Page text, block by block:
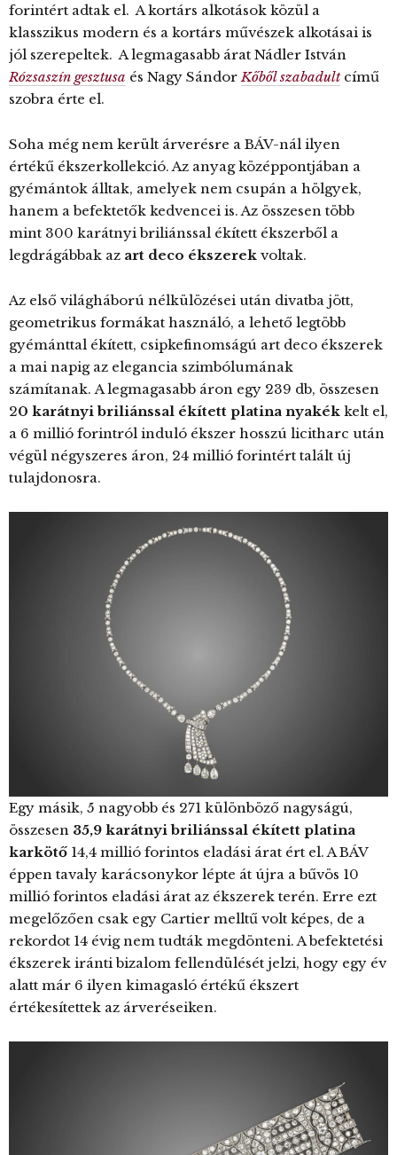
forintért adtak el. A kortárs alkotások közül a
klasszikus modern és a kortárs művészek alkotásai is
jól szerepeltek. A legmagasabb árat Nádler István
Rózsaszín gesztusa és Nagy Sándor Kőből szabadultcímű
szobra érte el.
Soha még nem került árverésre a BÁV-nál ilyen
értékű ékszerkollekció. Az anyag középpontjában a
gyémántok álltak, amelyek nem csupán a hölgyek,
hanem a befektetők kedvencei is. Az összesen több
mint 300 karátnyi briliánssal ékített ékszerből a
legdrágábbak az art deco ékszerek voltak.
Az első világháború nélkülözései után divatba jött,
geometrikus formákat használó, a lehető legtöbb
gyémánttal ékített, csipkefinomságú art deco ékszerek
a mai napig az elegancia szimbólumának
számítanak. A legmagasabb áron egy 239 db, összesen
20 karátnyi briliánssal ékített platina nyakék kelt el,
a 6 millió forintról induló ékszer hosszú licitharc után
végül négyszeres áron, 24 millió forintért talált új
tulajdonosra.
Egy másik, 5 nagyobb és 271 különböző nagyságú,
összesen 35,9 karátnyi briliánssal ékített platina
karkötő 14,4 millió forintos eladási árat ért el. A BÁV
éppen tavaly karácsonykor lépte át újra a bűvös 10
millió forintos eladási árat az ékszerek terén. Erre ezt
megelőzően csak egy Cartier melltű volt képes, de a
rekordot 14 évig nem tudták megdönteni. A befektetési
ékszerek iránti bizalom fellendülését jelzi, hogy egy év
alatt már 6 ilyen kimagasló értékű ékszert
értékesítettek az árveréseiken.